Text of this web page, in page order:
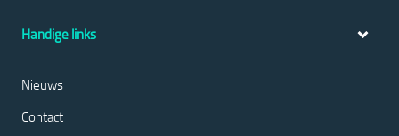
Handige links
Nieuws
Contact